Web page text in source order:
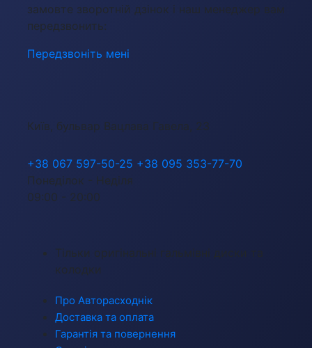
замовте зворотній дзінок і наш менеджер вам
передзвонить:
Передзвоніть мені
Київ, бульвар Вацлава Гавела, 23
+38 067 597-50-25 +38 095 353-77-70
Понеділок - Неділя
09:00 - 20:00
Тільки оригінальні гальмівні диски та
колодки
Про Авторасходнік
Доставка та оплата
Гарантія та повернення